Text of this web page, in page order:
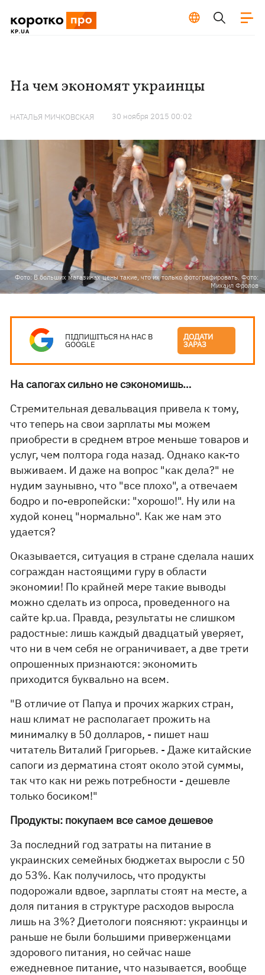
На чем экономят украинцы
НАТАЛЬЯ МИЧКОВСКАЯ 30 ноября 2015 00:02
Фото: В больших магазинах цены такие, что их только фотографировать. Фото:
Михаил Фролов
ПІДПИШІТЬСЯ НА НАС В
GOOGLE
ДОДАТИ
ЗАРАЗ
На сапогах сильно не сэкономишь…
Стремительная девальвация привела к тому,
что теперь на свои зарплаты мы можем
приобрести в среднем втрое меньше товаров и
услуг, чем полтора года назад. Однако как-то
выживаем. И даже на вопрос "как дела?" не
нудим заунывно, что "все плохо", а отвечаем
бодро и по-европейски: "хорошо!". Ну или на
худой конец "нормально". Как же нам это
удается?
Оказывается, ситуация в стране сделала наших
сограждан настоящими гуру в области
экономии! По крайней мере такие выводы
можно сделать из опроса, проведенного на
сайте kp.ua. Правда, результаты не слишком
радостные: лишь каждый двадцатый уверяет,
что ни в чем себя не ограничивает, а две трети
опрошенных признаются: экономить
приходится буквально на всем.
"В отличие от Папуа и прочих жарких стран,
наш климат не располагает прожить на
минималку в 50 долларов, - пишет наш
читатель Виталий Григорьев. - Даже китайские
сапоги из дерматина стоят около этой суммы,
так что как ни режь потребности - дешевле
только босиком!"
Продукты: покупаем все самое дешевое
За последний год затраты на питание в
украинских семейных бюджетах выросли с 50
до 53%. Как получилось, что продукты
подорожали вдвое, зарплаты стоят на месте, а
доля питания в структуре расходов выросла
лишь на 3%? Диетологи поясняют: украинцы и
раньше не были большими приверженцами
здорового питания, но сейчас наше
ежедневное питание, что называется, вообще